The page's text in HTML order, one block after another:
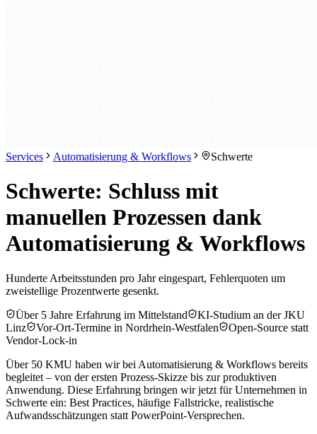
Services Automatisierung & Workflows Schwerte
Schwerte: Schluss mit
manuellen Prozessen dank
Automatisierung & Workflows
Hunderte Arbeitsstunden pro Jahr eingespart, Fehlerquoten um
zweistellige Prozentwerte gesenkt.
Über 5 Jahre Erfahrung im Mittelstand
KI-Studium an der JKU
Linz
Vor-Ort-Termine in Nordrhein-Westfalen
Open-Source statt
Vendor-Lock-in
Über 50 KMU haben wir bei Automatisierung & Workflows bereits
begleitet – von der ersten Prozess-Skizze bis zur produktiven
Anwendung. Diese Erfahrung bringen wir jetzt für Unternehmen in
Schwerte ein: Best Practices, häufige Fallstricke, realistische
Aufwandsschätzungen statt PowerPoint-Versprechen.